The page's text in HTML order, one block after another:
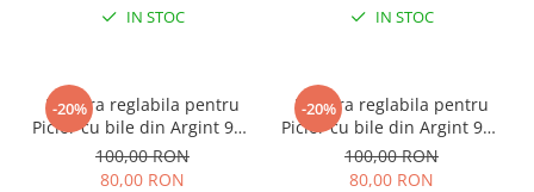
IN STOC IN STOC
-20%
Bratara reglabila pentru
Picior cu bile din Argint 925
si margele Miyuki rosii
100,00 RON
80,00 RON
-20%
Bratara reglabila pentru
Picior cu bile din Argint 925
si margele Miyuki verzi
100,00 RON
80,00 RON